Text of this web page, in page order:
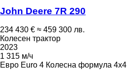
John Deere 7R 290
234 430 € ≈ 459 300 лв.
Колесен трактор
2023
1 315 м/ч
Евро Euro 4 Колесна формула 4x4